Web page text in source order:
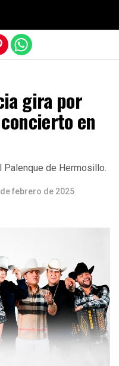
gira por
en
Palenque de Hermosillo.
febrero de 2025